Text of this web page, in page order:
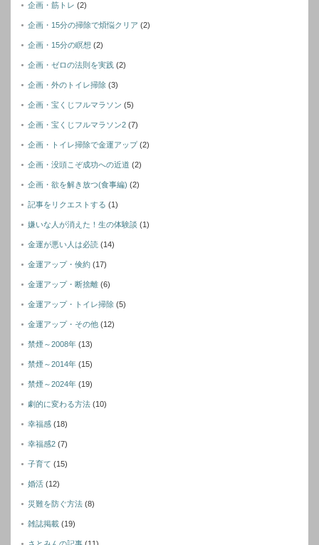
企画・筋トレ (2)
企画・15分の掃除で煩悩クリア (2)
企画・15分の瞑想 (2)
企画・ゼロの法則を実践 (2)
企画・外のトイレ掃除 (3)
企画・宝くじフルマラソン (5)
企画・宝くじフルマラソン2 (7)
企画・トイレ掃除で金運アップ(2)
企画・没頭こぞ成功への近道 (2)
企画・欲を解き放つ(食事編) (2)
記事をリクエストする (1)
嫌いな人が消えた！生の体験談 (1)
金運が悪い人は必読 (14)
金運アップ・倹約 (17)
金運アップ・断捨離 (6)
金運アップ・トイレ掃除 (5)
金運アップ・その他 (12)
禁煙～2008年 (13)
禁煙～2014年 (15)
禁煙～2024年 (19)
劇的に変わる方法 (10)
幸福感 (18)
幸福感2 (7)
子育て (15)
婚活 (12)
災難を防ぐ方法 (8)
雑誌掲載 (19)